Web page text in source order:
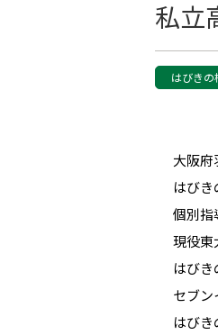
私立
はびきの
大阪府
はびき
個別指
現役東
はび
セブン
はびき